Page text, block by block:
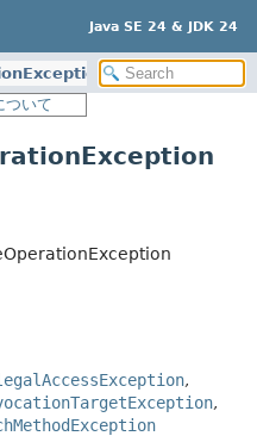
Java SE 24 & JDK 24
ついて
,
,